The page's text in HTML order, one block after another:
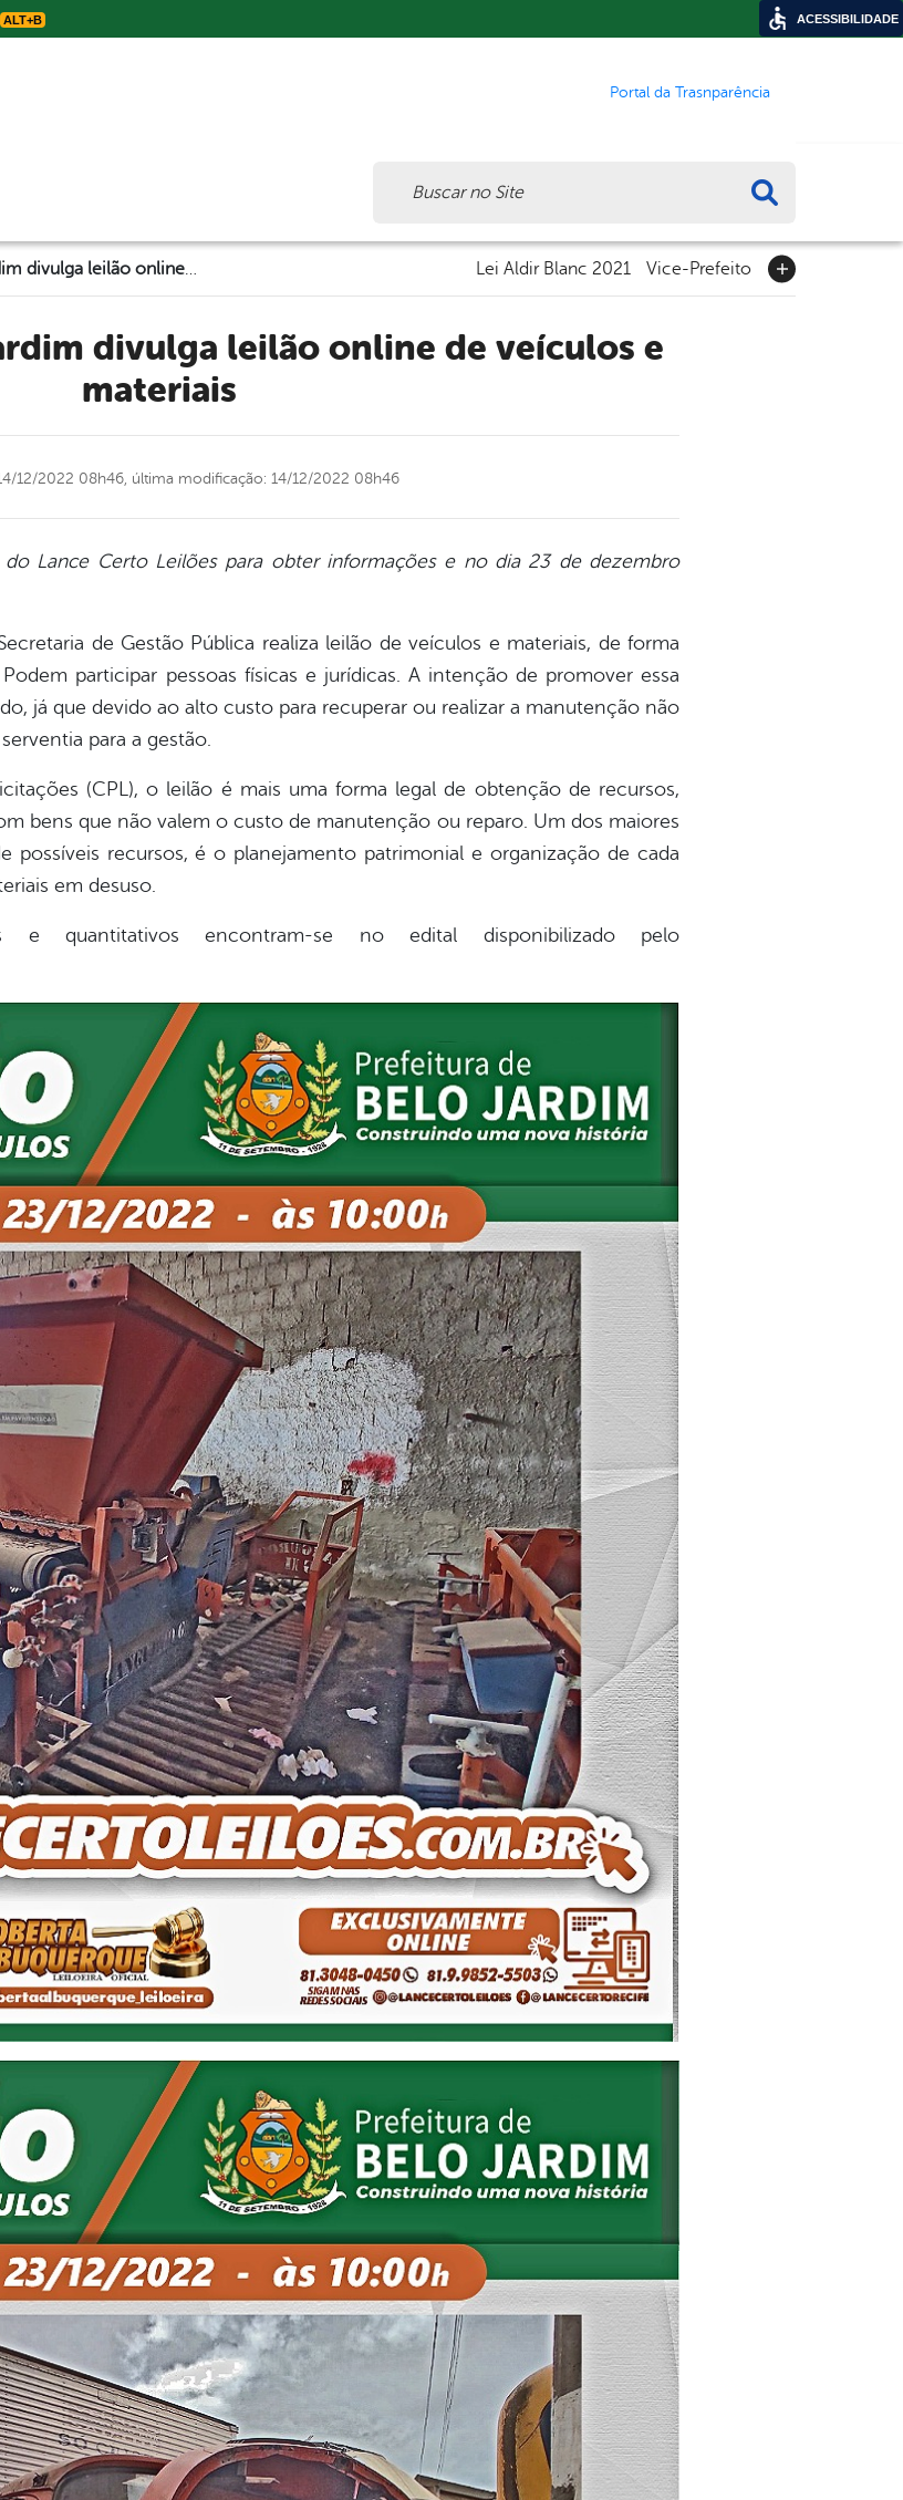
ALT+B
Portal da Trasnparência
Lei Aldir Blanc 2021 Vice-Prefeito
materiais
12/2022 08h46, última modificação: 14/12/2022 08h46
Lance Certo Leilões para obter informações e no dia 23 de dezembro
de Gestão Pública realiza leilão de veículos e materiais, de forma
participar pessoas físicas e jurídicas. A intenção de promover essa
já que devido ao alto custo para recuperar ou realizar a manutenção não
para a gestão.
(CPL), o leilão é mais uma forma legal de obtenção de recursos,
bens que não valem o custo de manutenção ou reparo. Um dos maiores
possíveis recursos, é o planejamento patrimonial e organização de cada
em desuso.
e quantitativos encontram-se no edital disponibilizado pelo
ACESSIBILIDADE